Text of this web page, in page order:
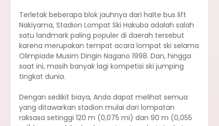
Terletak beberapa blok jauhnya dari halte bus lift
Nakiyama, Stadion Lompat Ski Hakuba adalah salah
satu landmark paling populer di daerah tersebut
karena merupakan tempat acara lompat ski selama
Olimpiade Musim Dingin Nagano 1998. Dan, hingga
saat ini, masih banyak lagi kompetisi ski jumping
tingkat dunia.
Dengan sedikit biaya, Anda dapat melihat semua
yang ditawarkan stadion mulai dari lompatan
raksasa setinggi 120 m (0,075 mi) dan 90 m (0,055